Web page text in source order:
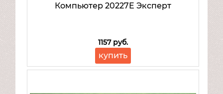
Компьютер 20227E Эксперт
1157 руб.
купить